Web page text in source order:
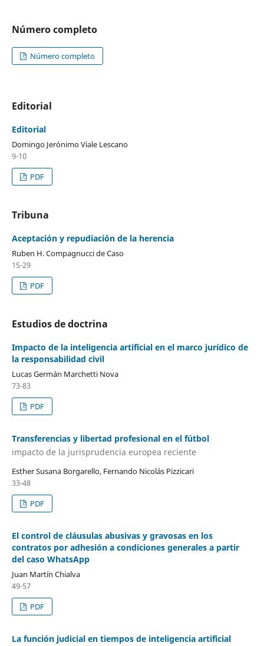
Número completo
Número completo
Editorial
Editorial
Domingo Jerónimo Viale Lescano
9-10
PDF
Tribuna
Aceptación y repudiaci´ón de la herencia
Ruben H. Compagnucci de Caso
15-29
PDF
Estudios de doctrina
Impacto de la inteligencia artificial en el marco jurídico de
la responsabilidad civil
Lucas Germán Marchetti Nova
73-83
PDF
Transferencias y libertad profesional en el fútbol
impacto de la jurisprudencia europea reciente
Esther Susana Borgarello, Fernando Nicolás Pizzicari
33-48
PDF
El control de cláusulas abusivas y gravosas en los
contratos por adhesión a condiciones generales a partir
del caso WhatsApp
Juan Martín Chialva
49-57
PDF
La función judicial en tiempos de inteligencia artificial